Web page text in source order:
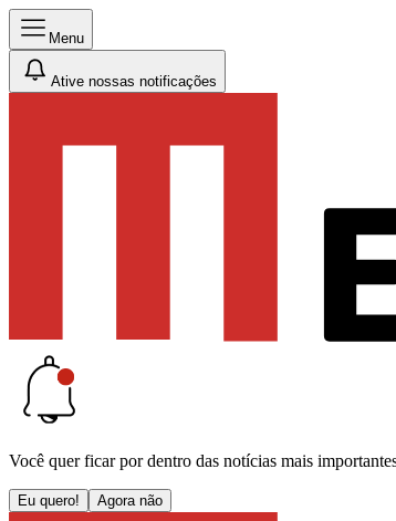
Menu
Ative nossas notificações
Você quer ficar por dentro das notícias mais
Eu quero! Agora não